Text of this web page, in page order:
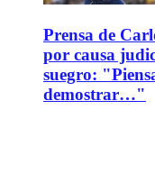
Prensa de
por causa
suegro:
demostrar…"